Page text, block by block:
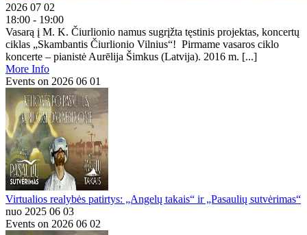
2026 07 02
18:00 - 19:00
Vasarą į M. K. Čiurlionio namus sugrįžta tęstinis projektas, koncertų
ciklas „Skambantis Čiurlionio Vilnius“! Pirmame vasaros ciklo
koncerte – pianistė Aurēlija Šimkus (Latvija). 2016 m. [...]
More Info
Events on 2026 06 01
Virtualios realybės patirtys: „Angelų takais“ ir „Pasaulių sutvėrimas“
nuo 2025 06 03
Events on 2026 06 02